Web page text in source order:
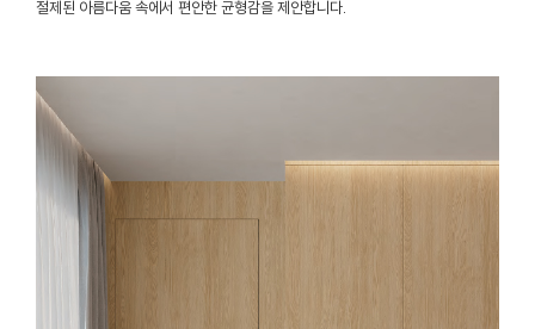
절제된 아름다움 속에서 편안한 균형감을 제안합니다.